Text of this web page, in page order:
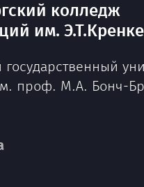
колледж
им.
государственный
проф. М.А. Бонч-